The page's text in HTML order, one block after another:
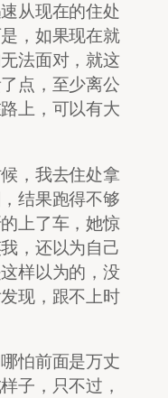
从现在的住处
，如果现在就
法面对，就这
点，至少离公
上，可以有大
，我去住处拿
结果跑得不够
上了车，她惊
，还以为自己
样以为的，没
现，跟不上时
怕前面是万丈
子，只不过，